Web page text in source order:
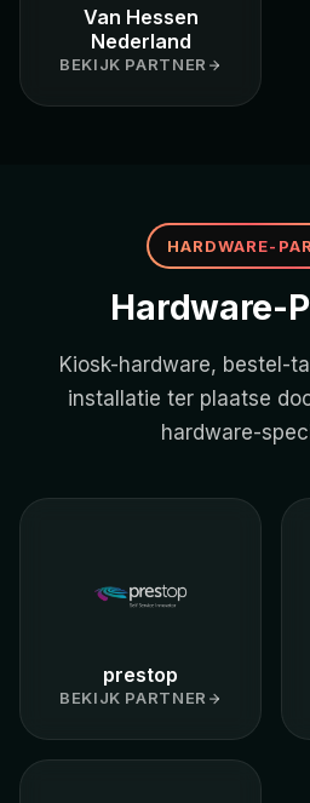
Van Hessen
Nederland
BEKIJK PARTNER
HARDWARE-
Hardware-
Kiosk-hardware, bestel-
installatie ter plaatse
hardware-
prestop
BEKIJK PARTNER